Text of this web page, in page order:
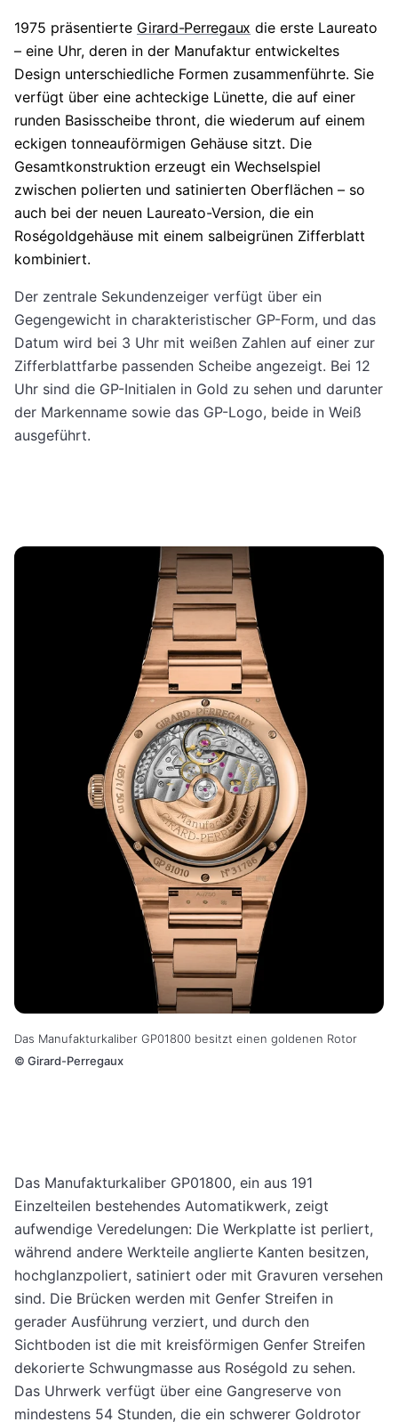
1975 präsentierte Girard-Perregaux die erste Laureato
– eine Uhr, deren in der Manufaktur entwickeltes
Design unterschiedliche Formen zusammenführte. Sie
verfügt über eine achteckige Lünette, die auf einer
runden Basisscheibe thront, die wiederum auf einem
eckigen tonneauförmigen Gehäuse sitzt. Die
Gesamtkonstruktion erzeugt ein Wechselspiel
zwischen polierten und satinierten Oberflächen – so
auch bei der neuen Laureato-Version, die ein
Roségoldgehäuse mit einem salbeigrünen Zifferblatt
kombiniert.
Der zentrale Sekundenzeiger verfügt über ein
Gegengewicht in charakteristischer GP-Form, und das
Datum wird bei 3 Uhr mit weißen Zahlen auf einer zur
Zifferblattfarbe passenden Scheibe angezeigt. Bei 12
Uhr sind die GP-Initialen in Gold zu sehen und darunter
der Markenname sowie das GP-Logo, beide in Weiß
ausgeführt.
Das Manufakturkaliber GP01800 besitzt einen goldenen Rotor
© Girard-Perregaux
Das Manufakturkaliber GP01800, ein aus 191
Einzelteilen bestehendes Automatikwerk, zeigt
aufwendige Veredelungen: Die Werkplatte ist perliert,
während andere Werkteile anglierte Kanten besitzen,
hochglanzpoliert, satiniert oder mit Gravuren versehen
sind. Die Brücken werden mit Genfer Streifen in
gerader Ausführung verziert, und durch den
Sichtboden ist die mit kreisförmigen Genfer Streifen
dekorierte Schwungmasse aus Roségold zu sehen.
Das Uhrwerk verfügt über eine Gangreserve von
mindestens 54 Stunden, die ein schwerer Goldrotor